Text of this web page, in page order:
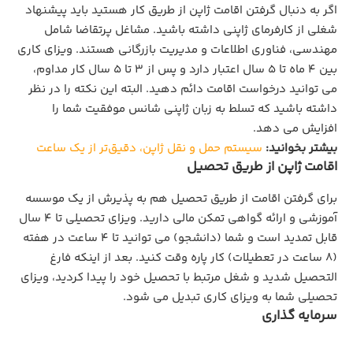
اگر به دنبال گرفتن اقامت ژاپن از طریق کار هستید باید پیشنهاد
شغلی از کارفرمای ژاپنی داشته باشید. مشاغل پرتقاضا شامل
مهندسی، فناوری اطلاعات و مدیریت بازرگانی هستند. ویزای کاری
بین 4 ماه تا 5 سال اعتبار دارد و پس از 3 تا 5 سال کار مداوم،
می توانید درخواست اقامت دائم دهید. البته این نکته را در نظر
داشته باشید که تسلط به زبان ژاپنی شانس موفقیت شما را
افزایش می دهد.
بیشتر بخوانید: سیستم حمل و نقل ژاپن، دقیق‌تر از یک ساعت
اقامت ژاپن از طریق تحصیل
برای گرفتن اقامت از طریق تحصیل هم به پذیرش از یک موسسه
آموزشی و ارائه گواهی تمکن مالی دارید. ویزای تحصیلی تا 4 سال
قابل تمدید است و شما (دانشجو) می توانید تا 4 ساعت در هفته
(8 ساعت در تعطیلات) کار پاره وقت کنید. بعد از اینکه فارغ
التحصیل شدید و شغل مرتبط با تحصیل خود را پیدا کردید، ویزای
تحصیلی شما به ویزای کاری تبدیل می شود.
سرمایه گذاری